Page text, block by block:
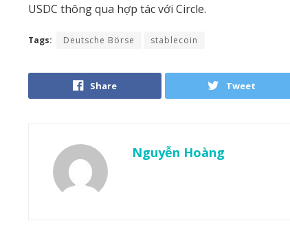
USDC thông qua hợp tác với Circle.
Tags: Deutsche Börse stablecoin
Share Tweet
Nguyễn Hoàng